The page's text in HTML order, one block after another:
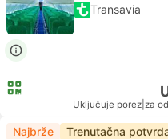
Transavia
Uključuje porez za
Najbrže Trenutačna